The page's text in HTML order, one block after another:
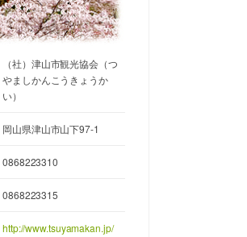
（社）津山市観光協会（つ
やましかんこうきょうか
い）
岡山県津山市山下97-1
0868223310
0868223315
http://www.tsuyamakan.jp/